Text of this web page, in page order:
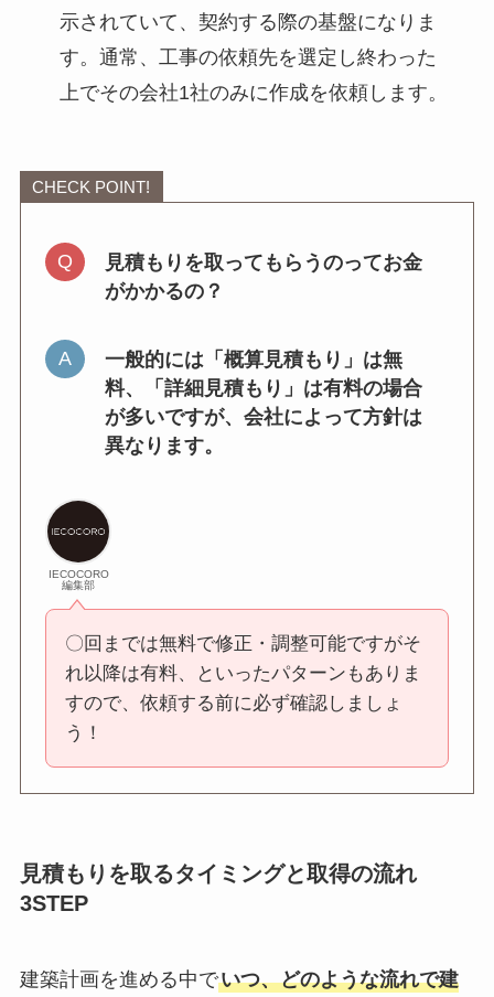
示されていて、契約する際の基盤になりま
す。通常、工事の依頼先を選定し終わった
上でその会社1社のみに作成を依頼します。
CHECK POINT!
見積もりを取ってもらうのってお金
がかかるの？
一般的には「概算見積もり」は無
料、「詳細見積もり」は有料の場合
が多いですが、会社によって方針は
異なります。
IECOCORO
編集部
〇回までは無料で修正・調整可能ですがそ
れ以降は有料、といったパターンもありま
すので、依頼する前に必ず確認しましょ
う！
見積もりを取るタイミングと取得の流れ
3STEP
建築計画を進める中でいつ、どのような流れで建